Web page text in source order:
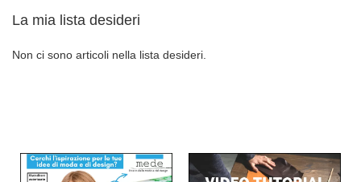
La mia lista desideri
Non ci sono articoli nella lista desideri.